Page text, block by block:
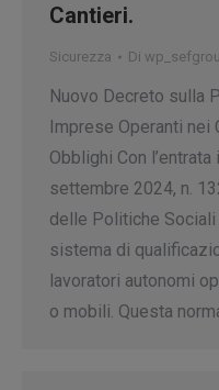
Cantieri.
Sicurezza Di
Nuovo Decreto sulla
Imprese Operanti nei
Obblighi Con
settembre 2024, n.
delle Politiche Sociali
sistema di
lavoratori autonomi
o mobili. Questa